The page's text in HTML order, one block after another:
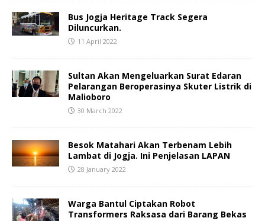
Bus Jogja Heritage Track Segera
Diluncurkan.
11 April 2022
Sultan Akan Mengeluarkan Surat Edaran
Pelarangan Beroperasinya Skuter Listrik di
Malioboro
30 March 2022
Besok Matahari Akan Terbenam Lebih
Lambat di Jogja. Ini Penjelasan LAPAN
28 January 2022
Warga Bantul Ciptakan Robot
Transformers Raksasa dari Barang Bekas